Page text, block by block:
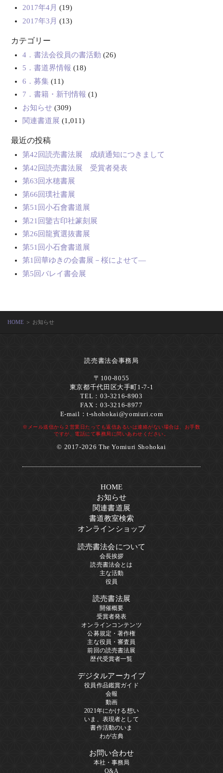
2017年4月 (19)
2017年3月 (13)
カテゴリー
4．書法会役員の書活動 (26)
5．書道界情報 (18)
6．募集(11)
7．書籍・新刊情報 (1)
お知らせ(309)
関連書道展 (1,011)
最近の投稿
第42回読売書法展 成績通知につきまして
第42回読売書法展 受賞者発表
第63回水穂書展
第66回璞社書展
第51回小石會書道展
第21回鑒古印社篆刻展
第26回龍賓選抜書展
第51回小石會書道展
第1回華ゆきの会書展－桜によせて―
第5回バレイ書会展
HOME ＞ お知らせ
読売書法会事務局
〒100-8055
東京都千代田区大手町1-7-1
TEL：03-3216-8903
FAX：03-3216-8977
E-mail：t-shohokai@yomiuri.com
※メール送信から２営業日たっても返信あるいは連絡がない場合は、お手数
ですが、電話にて事務局に問いあわせください。
© 2017-2026 The Yomiuri Shohokai
HOME
お知らせ
関連書道展
書道教室検索
オンラインショップ
読売書法会について
会長挨拶
読売書法会とは
主な活動
役員
読売書法展
開催概要
受賞者発表
オンラインコンテンツ
公募規定・著作権
主な役員・審査員
前回の読売書法展
歴代受賞者一覧
デジタルアーカイブ
役員作品鑑賞ガイド
会報
動画
2021年にかける想い
いま、表現者として
書作活動のいま
わが古典
お問い合わせ
本社・事務局
Q&A